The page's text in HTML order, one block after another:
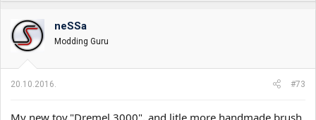
neSSa
Modding Guru
20.10.2016. #73
My new toy,"Dremel 3000", and litle more handmade brush